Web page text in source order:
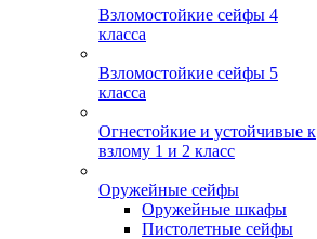
Взломостойкие сейфы 4
класса
Взломостойкие сейфы 5
класса
Огнестойкие и устойчивые к
взлому 1 и 2 класс
Оружейные сейфы
Оружейные шкафы
Пистолетные сейфы